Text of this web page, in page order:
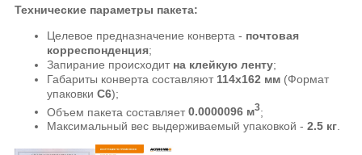
Технические параметры пакета:
Целевое предназначение конверта - почтовая
корреспонденция;
Запирание происходитна клейкую ленту;
Габариты конверта составляют 114х162 мм (Формат
упаковкиC6);
Объем пакета составляет0.0000096 м3;
Максимальный вес выдерживаемый упаковкой -2.5 кг.